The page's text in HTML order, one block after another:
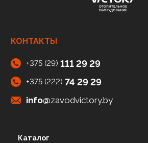
Каталог
КОНТАКТЫ
+375 (29) 111 29 29
+375 (222) 74 29 29
info@zavodvictory.by